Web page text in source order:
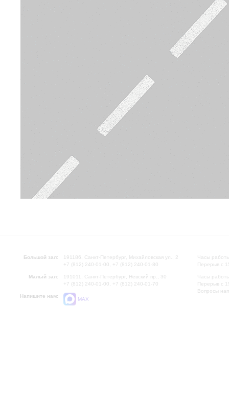
Большой зал:
191186, Санкт-Петербург, Михайловская ул., 2
+7 (812) 240-01-00, +7 (812) 240-01-80
Малый зал:
191011, Санкт-Петербург, Невский пр., 30
+7 (812) 240-01-00, +7 (812) 240-01-70
Напишите нам:
MAX
Часы
Перерыв с
Часы
Перерыв с
Вопросы